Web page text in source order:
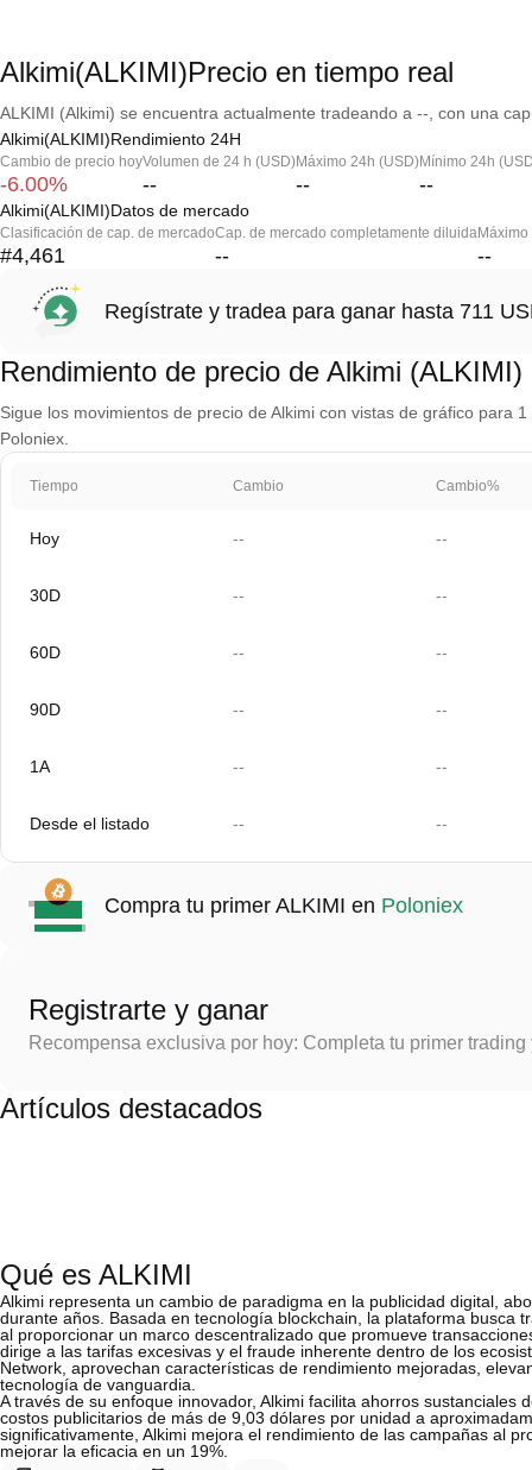
Alkimi(ALKIMI)Precio en tiempo real
ALKIMI (Alkimi) se encuentra actualmente tradeando a --, con una
Alkimi(ALKIMI)Rendimiento 24H
Cambio de precio hoy
-6.00%
Volumen de 24 h (USD)
--
Máximo 24h (USD)
--
Mínimo 24h
--
Alkimi(ALKIMI)Datos de mercado
Clasificación de cap. de mercado
#4,461
Cap. de mercado completamente diluida
-- --
Regístrate y tradea para ganar hasta 711
Rendimiento de precio de Alkimi (ALKIMI)
Sigue los movimientos de precio de Alkimi con vistas de gráfico
Poloniex.
Tiempo Cambio Cambio%
Hoy -- --
30D -- --
60D -- --
90D -- --
1A -- --
Desde el listado -- --
Compra tu primer ALKIMI en Poloniex
Registrarte y ganar
Recompensa exclusiva por hoy: Completa tu primer
Artículos destacados
Qué es ALKIMI
Alkimi representa un cambio de paradigma en la publicidad digital,
durante años. Basada en tecnología blockchain, la plataforma busca
al proporcionar un marco descentralizado que promueve
dirige a las tarifas excesivas y el fraude inherente dentro de los
Network, aprovechan características de rendimiento mejoradas,
tecnología de vanguardia.
A través de su enfoque innovador, Alkimi facilita ahorros
costos publicitarios de más de 9,03 dólares por unidad a
significativamente, Alkimi mejora el rendimiento de las campañas al
mejorar la eficacia en un 19%.